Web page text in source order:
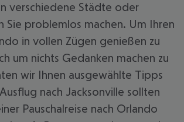
verschiedene Städte oder
Sie problemlos machen. Um Ihren
in vollen Zügen genießen zu
um nichts Gedanken machen zu
wir Ihnen ausgewählte Tipps
nach Jacksonville sollten
Pauschalreise nach Orlando